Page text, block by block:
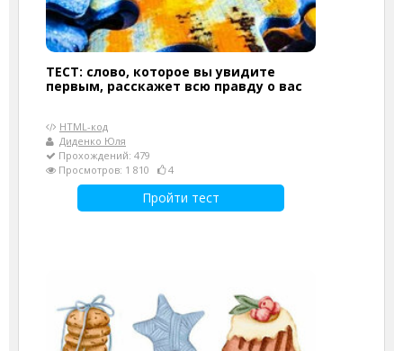
ТЕСТ: слово, которое вы увидите
первым, расскажет всю правду о вас
HTML-код
Диденко Юля
Прохождений: 479
Просмотров: 1 810
4
Пройти тест